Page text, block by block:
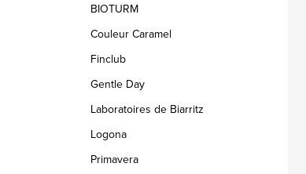
BIOTURM
Couleur Caramel
Finclub
Gentle Day
Laboratoires de Biarritz
Logona
Primavera